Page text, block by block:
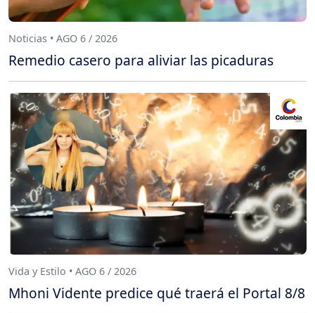
Noticias • AGO 6 / 2026
Remedio casero para aliviar las picaduras
Vida y Estilo • AGO 6 / 2026
Mhoni Vidente predice qué traerá el Portal 8/8